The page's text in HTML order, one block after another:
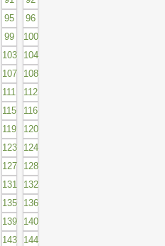
95
96
99
100
103
104
107
108
111
112
115
116
119
120
123
124
127
128
131
132
135
136
139
140
143
144